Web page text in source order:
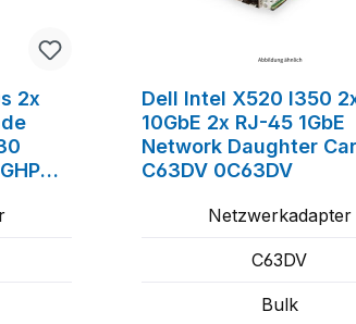
2x
Dell Intel X520 I350
10GbE 2x RJ-45 1GbE
Network Daughter
C63DV 0C63DV
Netzwerkadapter
C63DV
Bulk